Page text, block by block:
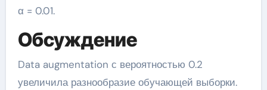
α = 0.01.
Обсуждение
Data augmentation с вероятностью 0.2
увеличила разнообразие обучающей выборки.